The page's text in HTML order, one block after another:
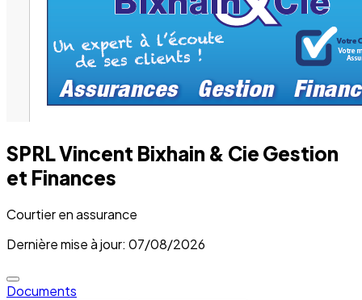
SPRL Vincent Bixhain & Cie Gestion
et Finances
Courtier en assurance
Dernière mise à jour: 07/08/2026
Documents